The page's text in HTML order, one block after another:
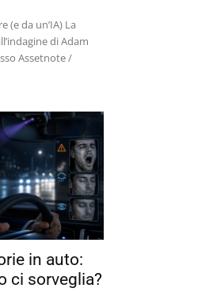
da un’IA) La
di Adam
Assetnote /
in auto:
ci sorveglia?